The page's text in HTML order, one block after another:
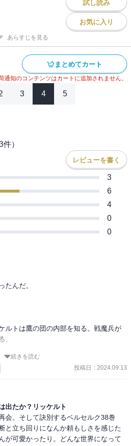
試し読み
お気に入り
あらすじを見る
まとめてカート
知のコンテンツはカートに追加されません。
3 4 5
件）
レビューを書く
3
6
4
0
0
たんだ。
ルトは鷹の団の内部を知る。戦魔兵が
。
々と暮らしていた。
れを告げ、街を出る決意をする。ラク
ーキラカと組んで闘う。
抜け出す。
続きを読む
投稿日 : 2024.09.13
出たか？リッケルト
会。そして訣別するベルセルク38巻
と立ち回りになんか頼もしさを感じた
が可愛かったり。どんな世界になって